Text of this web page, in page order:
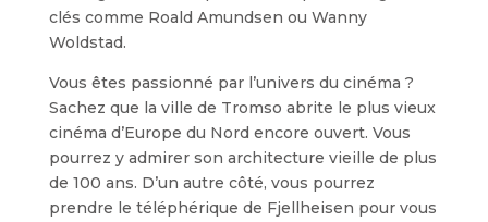
clés comme Roald Amundsen ou Wanny
Woldstad.
Vous êtes passionné par l’univers du cinéma ?
Sachez que la ville de Tromso abrite le plus vieux
cinéma d’Europe du Nord encore ouvert. Vous
pourrez y admirer son architecture vieille de plus
de 100 ans. D’un autre côté, vous pourrez
prendre le téléphérique de Fjellheisen pour vous